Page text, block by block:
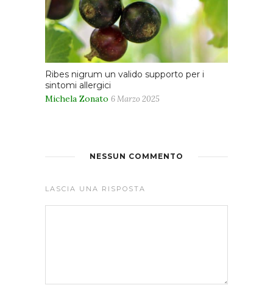
Ribes nigrum un valido supporto per i
sintomi allergici
Michela Zonato 6 Marzo 2025
NESSUN COMMENTO
LASCIA UNA RISPOSTA